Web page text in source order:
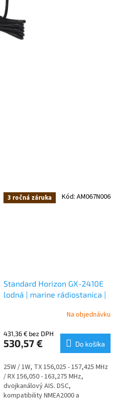
3 ročná záruka
Standard Horizon GX-2410E
lodná | marine rádiostanica |
Na objednávku
431,36 € bez DPH
530,57 € Do košíka
25W / 1W, TX 156,025 - 157,425 MHz
/ RX 156,050 - 163,275 MHz,
dvojkanálový AIS. DSC,
kompatibility NMEA2000 a
Kód:AM067N006